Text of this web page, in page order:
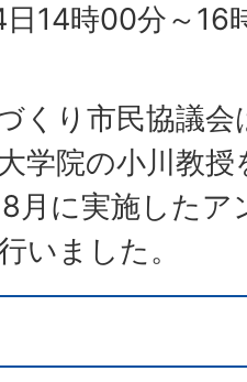
14時00分～16
くり市民協議
学院の小川教
月に実施したア
いました。